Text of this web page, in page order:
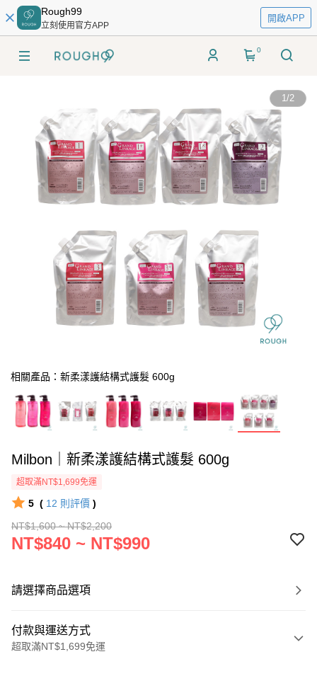
Rough99
立刻使用官方APP
開啟APP
0
1/2
相關產品：新柔漾護結構式護髮 600g
Milbon｜新柔漾護結構式護髮 600g
超取滿NT$1,699免運
5 ( 12 則評價 )
NT$1,600 ~ NT$2,200
NT$840 ~ NT$990
請選擇商品選項
付款與運送方式
超取滿NT$1,699免運